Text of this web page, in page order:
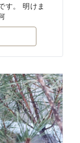
す。 明けま